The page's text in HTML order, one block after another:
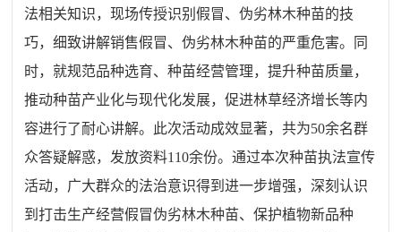
法相关知识，现场传授识别假冒、伪劣林木种苗的技
巧，细致讲解销售假冒、伪劣林木种苗的严重危害。同
时，就规范品种选育、种苗经营管理，提升种苗质量，
推动种苗产业化与现代化发展，促进林草经济增长等内
容进行了耐心讲解。此次活动成效显著，共为50余名群
众答疑解惑，发放资料110余份。通过本次种苗执法宣传
活动，广大群众的法治意识得到进一步增强，深刻认识
到打击生产经营假冒伪劣林木种苗、保护植物新品种